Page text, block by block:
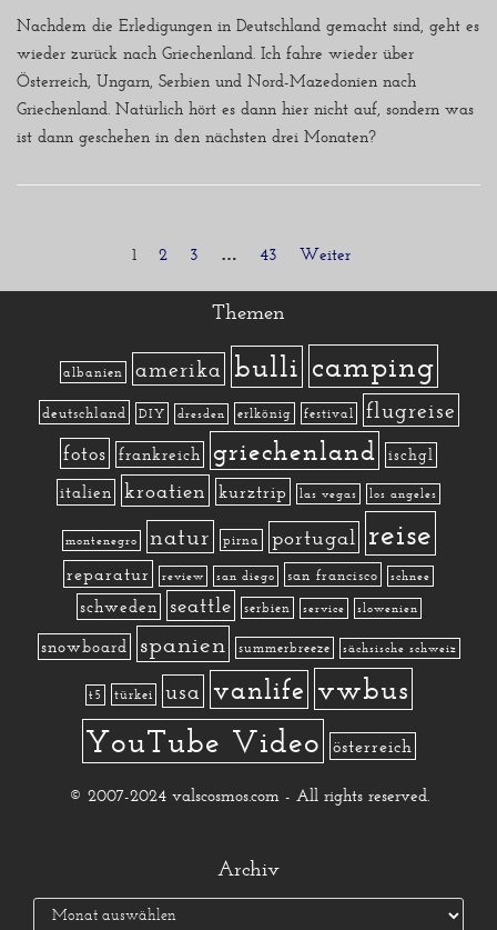
Nachdem die Erledigungen in Deutschland gemacht sind, geht es
wieder zurück nach Griechenland. Ich fahre wieder über
Österreich, Ungarn, Serbien und Nord-Mazedonien nach
Griechenland. Natürlich hört es dann hier nicht auf, sondern was
ist dann geschehen in den nächsten drei Monaten?
1 2 3 … 43 Weiter »
Themen
albanien amerika bulli camping
deutschland DIY dresden erlkönig festival flugreise
fotos frankreich griechenland ischgl
italien kroatien kurztrip las vegas los angeles
montenegro natur pirna portugal reise
reparatur review san diego san francisco schnee
schweden seattle serbien service slowenien
snowboard spanien summerbreeze sächsische schweiz
t5 türkei usa vanlife vwbus
YouTube Video österreich
© 2007-2024 valscosmos.com - All rights reserved.
Archiv